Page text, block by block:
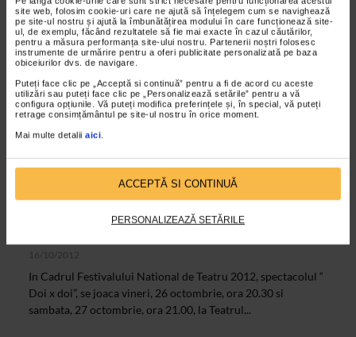
site web, folosim cookie-uri care ne ajută să înțelegem cum se navighează
pe site-ul nostru și ajută la îmbunătățirea modului în care funcționează site-
ul, de exemplu, făcând rezultatele să fie mai exacte în cazul căutărilor,
pentru a măsura performanța site-ului nostru. Partenerii noștri folosesc
instrumente de urmărire pentru a oferi publicitate personalizată pe baza
obiceiurilor dvs. de navigare.
Puteți face clic pe „Acceptă si continuă” pentru a fi de acord cu aceste
utilizări sau puteți face clic pe „Personalizează setările” pentru a vă
configura opțiunile. Vă puteți modifica preferințele și, în special, vă puteți
retrage consimțământul pe site-ul nostru în orice moment.
Mai multe detalii aici.
ACCEPTĂ SI CONTINUĂ
PERSONALIZEAZĂ SETĂRILE
VIDEO
ARTELE SPECTACOLULUI
16/10/2012
In Cadrul Festivalului National de Teatru 2012, spectacolul “
Doi x doi”, se joaca vineri, 26 octombrie, ora 20.30 si
sambata, 27 octombrie, ora 21.00, la Teatrul...